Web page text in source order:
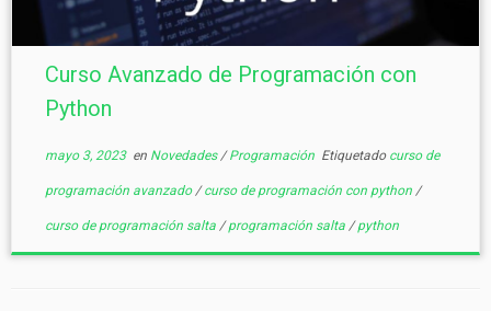
Curso Avanzado de Programación con
Python
mayo 3, 2023en Novedades /Programación Etiquetado curso de
programación avanzado /curso de programación con python /
curso de programación salta /programación salta /python